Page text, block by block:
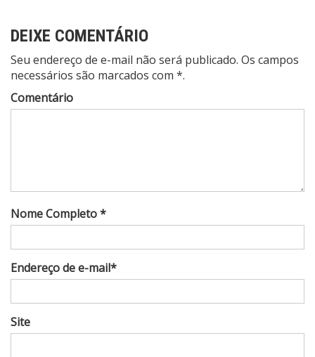
DEIXE COMENTÁRIO
Seu endereço de e-mail não será publicado. Os campos
necessários são marcados com *.
Comentário
Nome Completo *
Endereço de e-mail*
Site